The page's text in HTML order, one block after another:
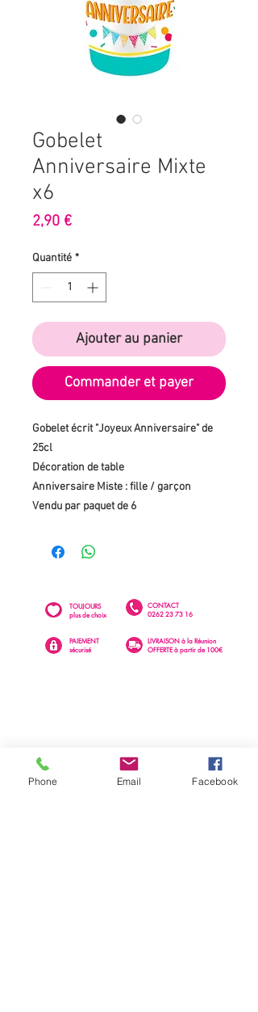
Gobelet
Anniversaire Mixte
x6
2,90 €Prix
Quantité *
Ajouter au panier
Commander et payer
Gobelet écrit "Joyeux Anniversaire" de
25cl
Décoration de table
Anniversaire Miste : fille / garçon
Vendu par paquet de 6
CONTACT
0262 23 73 16
TOUJOURS
plus de choix
PAIEMENT
sécurisé
LIVRAISON à la Réunion
OFFERTE à partir de 100€
Phone Email Facebook